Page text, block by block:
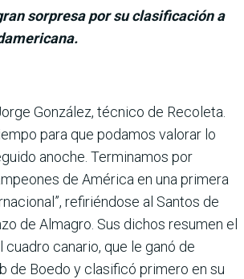
sorpresa por su clasificación a
Gon­zález, técnico de Recoleta.
para que podamos valorar lo
anoche. Terminamos por
de Amé­rica en una primera
refi­riéndose al Santos de
de Almagro. Sus dichos resumen el
canario, que le ganó de
de Boedo y clasificó primero en su